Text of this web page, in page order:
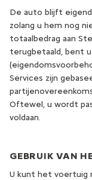
De auto blijft
zolang u hem nog
totaalbedrag aan
terugbetaald, bent
Services zijn
Oftewel, u wordt
voldaan.
GEBRUIK VAN
U kunt het voertuig